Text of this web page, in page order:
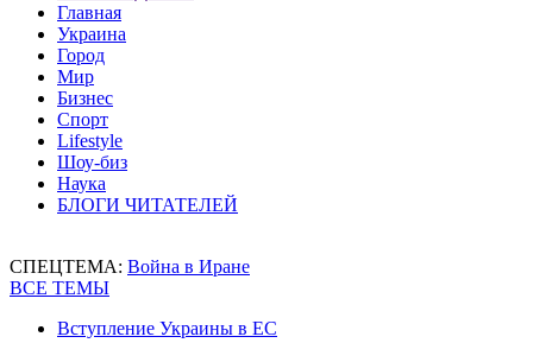
Главная
Украина
Город
Мир
Бизнес
Спорт
Lifestyle
Шоу-биз
Наука
БЛОГИ ЧИТАТЕЛЕЙ
СПЕЦТЕМА: Война в Иране
ВСЕ ТЕМЫ
Вступление Украины в ЕС